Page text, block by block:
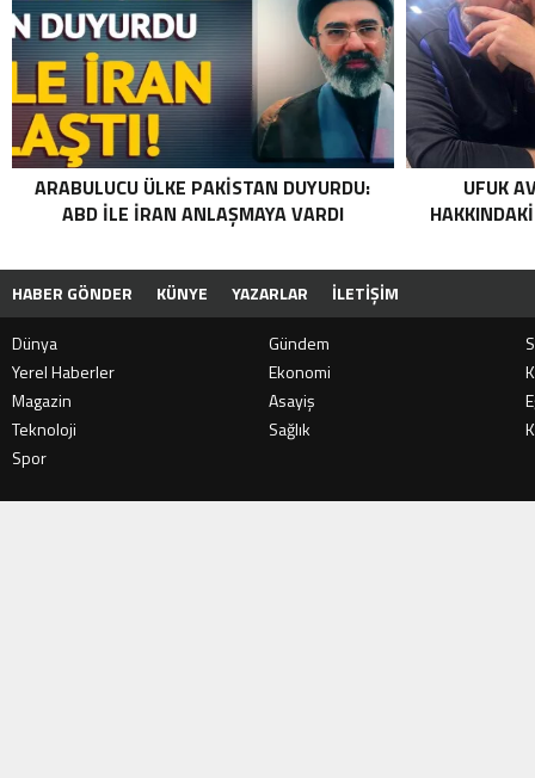
ARABULUCU ÜLKE PAKISTAN DUYURDU:
ABD ILE İRAN ANLAŞMAYA VARDI
UFUK
HABER GÖNDER KÜNYE YAZARLAR
İLETIŞIM
Dünya
Gündem
Yerel Haberler
Ekonomi
Magazin
Asayiş
Teknoloji
Sağlık
Spor